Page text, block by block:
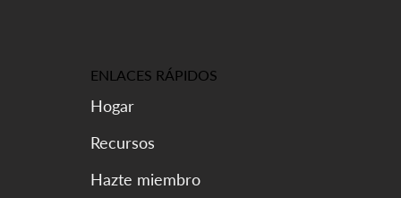
ENLACES RÁPIDOS
Hogar
Recursos
Hazte miembro